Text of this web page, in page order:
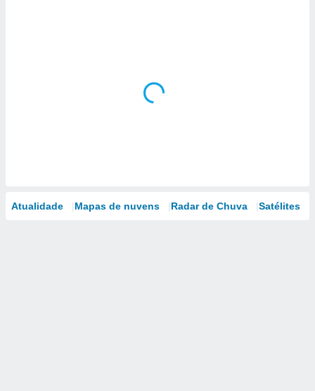
Atualidade Mapas de nuvens Radar de Chuva Satélites